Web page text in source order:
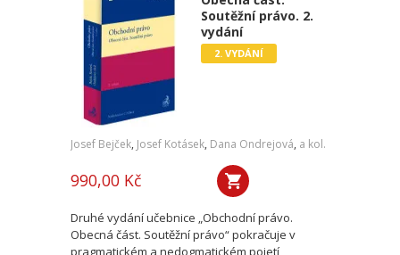
Soutěžní právo. 2.
vydání
2. VYDÁNÍ
Josef Bejček, Josef Kotásek, Dana Ondrejová, a kol.
990,00 Kč
Druhé vydání učebnice „Obchodní právo.
Obecná část. Soutěžní právo“ pokračuje v
pragmatickém a nedogmatickém pojetí